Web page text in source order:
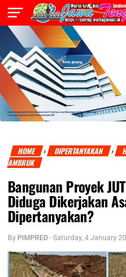
HOME › DIPERTANYAKAN ›
AMBRUK
Bangunan Proyek
Diduga Dikerjakan
Dipertanyakan?
By PIMPRED-Saturday, 4 January